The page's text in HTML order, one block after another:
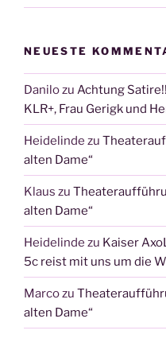
NEUESTE
Danilozu Achtung
KLR+, Frau Gerigk und
Heidelinde zu
alten Dame“
Klaus zu
alten Dame“
Heidelinde zu Kaiser
5c reist mit uns um die
Marcozu
alten Dame“